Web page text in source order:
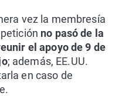
vez la membresía
no pasó de la
el apoyo de 9 de
; además, EE.UU.
en caso de